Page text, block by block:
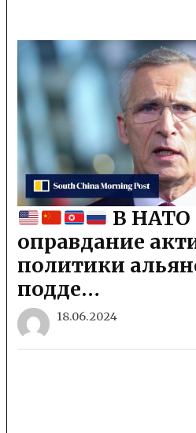
В
оправдание
политики
подде…
18.06.2024